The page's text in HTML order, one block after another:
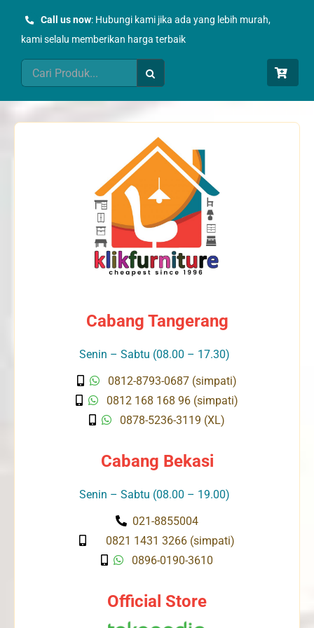
Call us now: Hubungi kami jika ada yang lebih murah,
kami selalu memberikan harga terbaik
Search
for:
Cabang Tangerang
Senin – Sabtu (08.00 – 17.30)
0812-8793-0687 (simpati)
0812 168 168 96 (simpati)
0878-5236-3119 (XL)
Cabang Bekasi
Senin – Sabtu (08.00 – 19.00)
021-8855004
0821 1431 3266 (simpati)
0896-0190-3610
Official Store